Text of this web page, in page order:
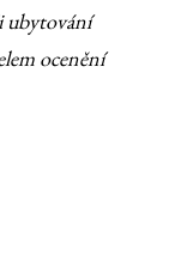
ubytování
ocenění